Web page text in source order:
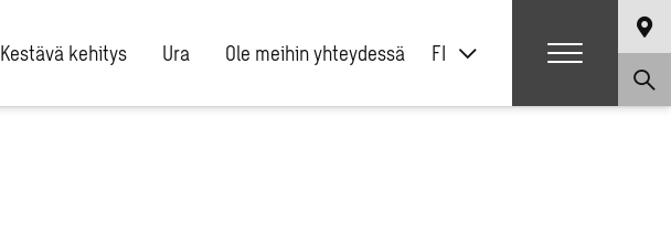
Kestävä kehitys Ura Ole meihin yhteydessä FI